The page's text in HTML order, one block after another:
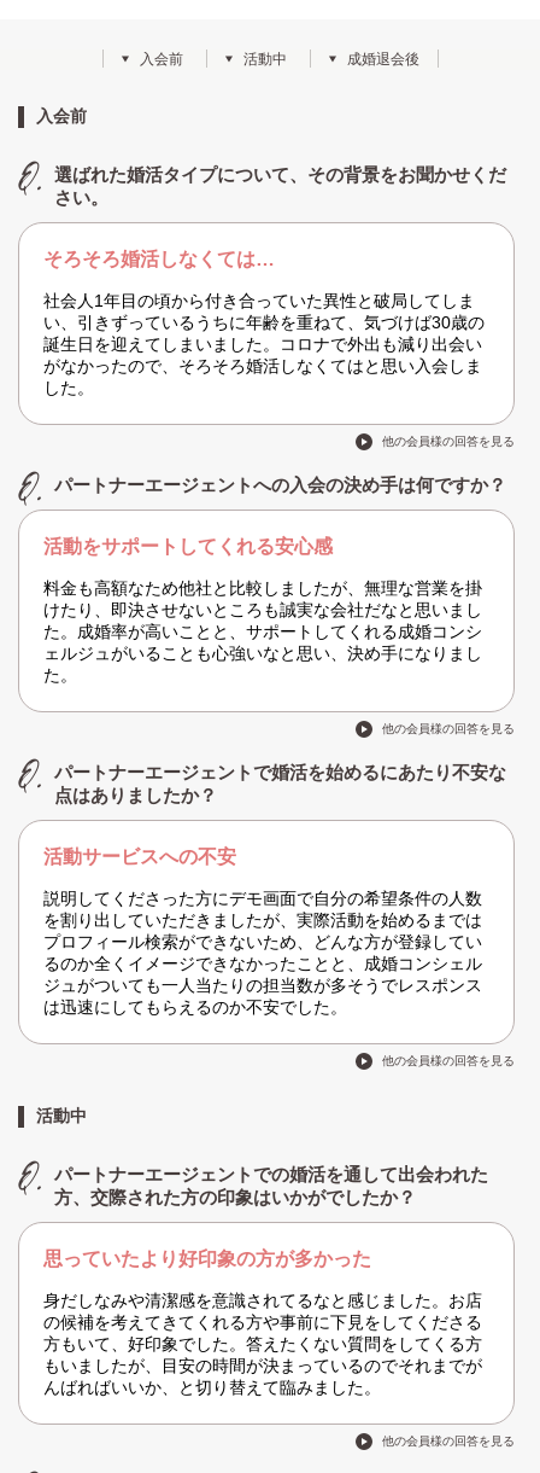
入会前 活動中 成婚退会後
入会前
選ばれた婚活タイプについて、その背景をお聞かせくだ
さい。
そろそろ婚活しなくては…
社会人1年目の頃から付き合っていた異性と破局してしま
い、引きずっているうちに年齢を重ねて、気づけば30歳の
誕生日を迎えてしまいました。コロナで外出も減り出会い
がなかったので、そろそろ婚活しなくてはと思い入会しま
した。
他の会員様の回答を見る
パートナーエージェントへの入会の決め手は何ですか？
活動をサポートしてくれる安心感
料金も高額なため他社と比較しましたが、無理な営業を掛
けたり、即決させないところも誠実な会社だなと思いまし
た。成婚率が高いことと、サポートしてくれる成婚コンシ
ェルジュがいることも心強いなと思い、決め手になりまし
た。
他の会員様の回答を見る
パートナーエージェントで婚活を始めるにあたり不安な
点はありましたか？
活動サービスへの不安
説明してくださった方にデモ画面で自分の希望条件の人数
を割り出していただきましたが、実際活動を始めるまでは
プロフィール検索ができないため、どんな方が登録してい
るのか全くイメージできなかったことと、成婚コンシェル
ジュがついても一人当たりの担当数が多そうでレスポンス
は迅速にしてもらえるのか不安でした。
他の会員様の回答を見る
活動中
パートナーエージェントでの婚活を通して出会われた
方、交際された方の印象はいかがでしたか？
思っていたより好印象の方が多かった
身だしなみや清潔感を意識されてるなと感じました。お店
の候補を考えてきてくれる方や事前に下見をしてくださる
方もいて、好印象でした。答えたくない質問をしてくる方
もいましたが、目安の時間が決まっているのでそれまでが
んばればいいか、と切り替えて臨みました。
他の会員様の回答を見る